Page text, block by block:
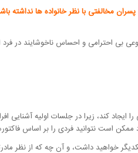
مخالفتی با نظر خانواده ها نداشته
بی احترامی و احساس ناخوشایند در فرد
کند، زیرا در جلسات اولیه آشنایی
است نتوانید فردی را بر اساس
خواهید داشت، و آن چه که از نظر